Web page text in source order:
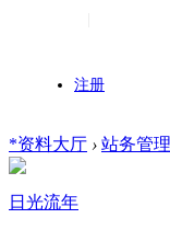
注册
*资料大厅 › 站务管理
日光流年